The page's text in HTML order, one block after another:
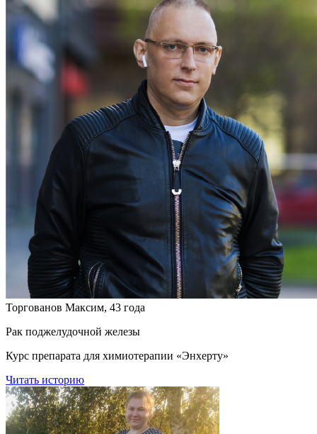
Торгованов Максим, 43 года
Рак поджелудочной железы
Курс препарата для химиотерапии «Энхерту»
Читать историю